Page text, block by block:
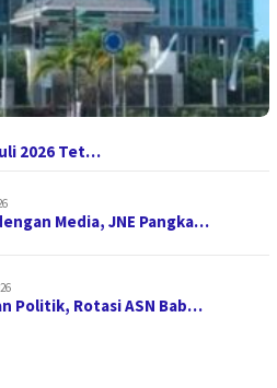
2026 Tet…
Media, JNE Pangka…
Politik, Rotasi ASN Bab…